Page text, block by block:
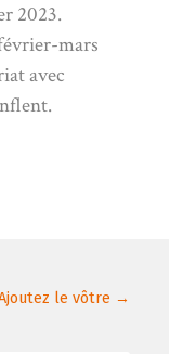
2023.
mars
avec
le vôtre →